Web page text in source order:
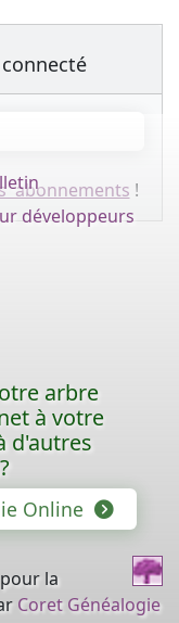
abonnements !
développeurs
arbre
à votre
d'autres
Online
la
Coret Généalogie